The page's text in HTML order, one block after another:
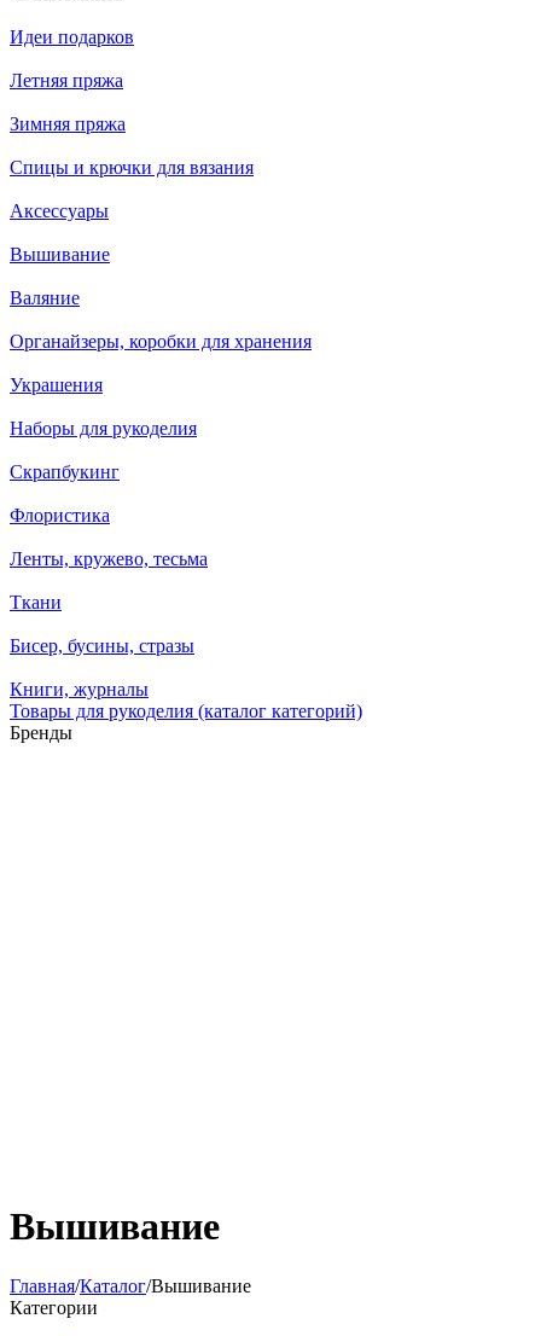
Идеи подарков
Летняя пряжа
Зимняя пряжа
Спицы и крючки для вязания
Аксессуары
Вышивание
Валяние
Органайзеры, коробки для хранения
Украшения
Наборы для рукоделия
Скрапбукинг
Флористика
Ленты, кружево, тесьма
Ткани
Бисер, бусины, стразы
Книги, журналы
Товары для рукоделия (каталог категорий)
Бренды
Вышивание
Главная/Каталог/Вышивание
Категории